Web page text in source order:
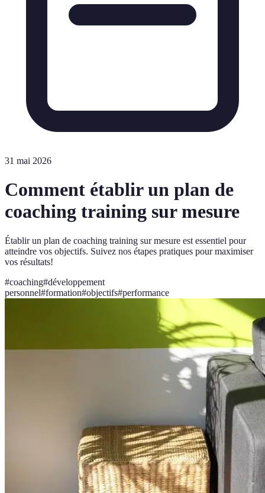
31 mai 2026
Comment établir un plan de
coaching training sur mesure
Établir un plan de coaching training sur mesure est essentiel pour
atteindre vos objectifs. Suivez nos étapes pratiques pour maximiser
vos résultats!
#coaching#développement
personnel#formation#objectifs#performance